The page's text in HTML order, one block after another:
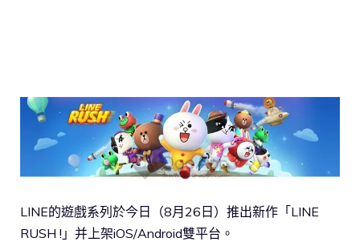
LINE的遊戲系列於今日（8月26日）推出新作「LINE
RUSH !」并上架iOS/Android雙平台。